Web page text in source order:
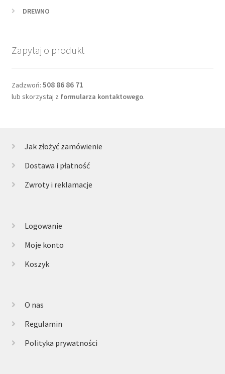
DREWNO
Zapytaj o produkt
Zadzwoń: 508 86 86 71
lub skorzystaj z formularza kontaktowego.
Jak złożyć zamówienie
Dostawa i płatność
Zwroty i reklamacje
Logowanie
Moje konto
Koszyk
O nas
Regulamin
Polityka prywatności